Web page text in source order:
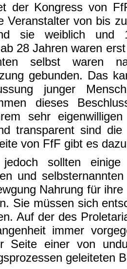
der Kongress von
Veranstalter von bis
sie weiblich
28 Jahren waren
selbst waren
gebunden. Das
junger
dieses
sehr eigenwilligen
transparent sind die
von FfF gibt es
sollten einige
und
Nahrung für
Sie müssen sich
Auf der des
immer
Seite einer von
geleiteten